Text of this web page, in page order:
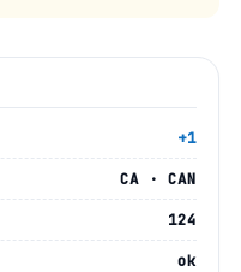
+1
CA · CAN
124
ok